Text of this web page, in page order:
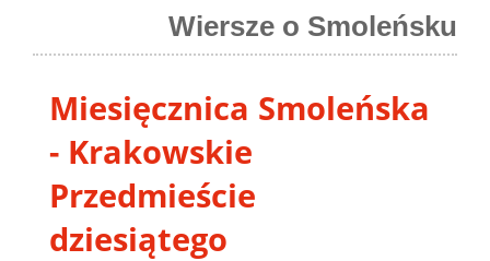
Wiersze o Smoleńsku
Miesięcznica Smoleńska
- Krakowskie
Przedmieście
dziesiątego